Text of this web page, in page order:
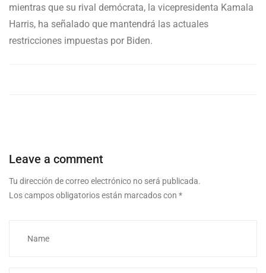
mientras que su rival demócrata, la vicepresidenta Kamala
Harris, ha señalado que mantendrá las actuales
restricciones impuestas por Biden.
Leave a comment
Tu dirección de correo electrónico no será publicada.
Los campos obligatorios están marcados con *